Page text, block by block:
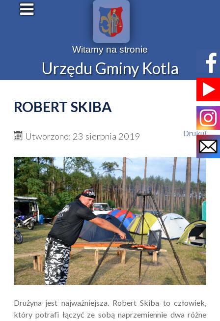
Witamy na stronie
Urzędu Gminy Kotla
ROBERT SKIBA
Drukuj
Utworzono: 23 sierpnia 2019
Drużyna jest najważniejsza. Robert Skiba to człowiek,
który potrafi łączyć ze sobą naprzemiennie dwa różne